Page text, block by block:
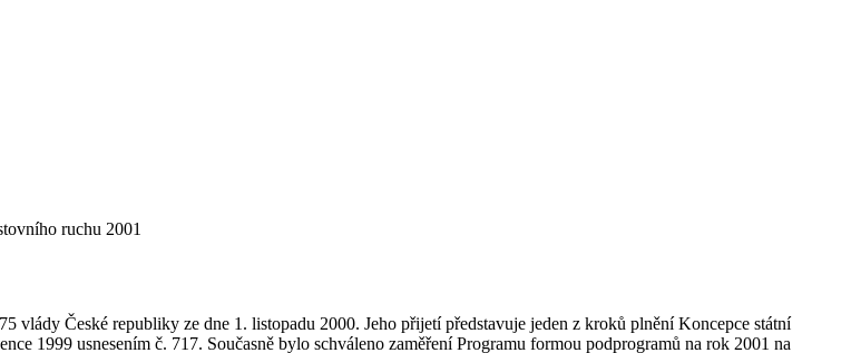
ruchu 2001
vlády České republiky ze dne 1. listopadu 2000. Jeho přijetí představuje jeden z kroků plnění Koncepce státní
1999 usnesením č. 717. Současně bylo schváleno zaměření Programu formou podprogramů na rok 2001 na